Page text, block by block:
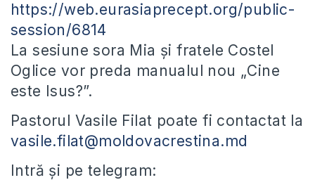
https://web.eurasiaprecept.org/public-
session/6814
La sesiune sora Mia și fratele Costel
Oglice vor preda manualul nou „Cine
este Isus?”.
Pastorul Vasile Filat poate fi contactat la
vasile.filat@moldovacrestina.md
Intră și pe telegram: